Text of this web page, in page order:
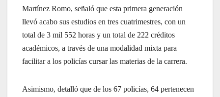
Martínez Romo, señaló que esta primera generación
llevó acabo sus estudios en tres cuatrimestres, con un
total de 3 mil 552 horas y un total de 222 créditos
académicos, a través de una modalidad mixta para
facilitar a los policías cursar las materias de la carrera.
Asimismo, detalló que de los 67 policías, 64 pertenecen